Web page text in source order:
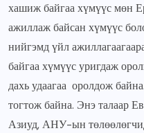
хашиж байгаа хүмүүс мөн
ажиллаж байсан хүмүүс
нийгэмд үйл
байгаа хүмүүс уригдаж
дахь удаагаа оролдож
тогтож байна. Энэ талаар
Азиуд, АНУ-ын